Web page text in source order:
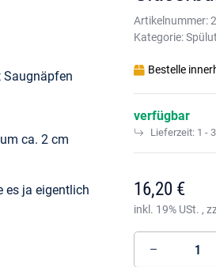
Artikelnummer:
Kategorie:
Bestelle
verfügbar
Lieferzeit: 1 -
16,20 €
inkl. 19% USt. ,
Saugnäpfen
ca. 2 cm
es ja eigentlich